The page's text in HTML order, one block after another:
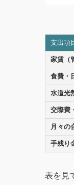
支出項
家賃（
食費・
水道光
交際費
月々の
手残り
表を見